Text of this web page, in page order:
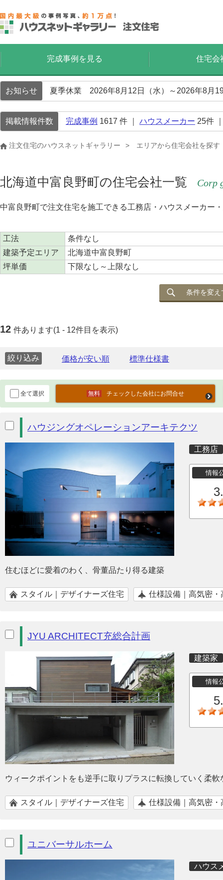
完成事例を見る 住宅会
お知らせ 夏季休業 2026年8月12日（水）～2026年8月
掲載情報件数 完成事例 1617 件 ｜ ハウスメーカー 25件
注文住宅のハウスネットギャラリー エリアから住宅会社を探す
北海道中富良野町の住宅会社一覧 Corp
中富良野町で注文住宅を施工できる工務店・ハウスメーカー
工法
条件なし
建築予定エリア
北海道中富良野町
坪単価
下限なし～上限なし
条件を変え
12 件あります(1 - 12件目を表示)
絞り込み
全て選択 チェックした会社にお問合せ
ハウジングオペレーションアーキテクツ
工務店
情報
住むほどに愛着のわく、骨董品たり得る建築
スタイル｜デザイナーズ住宅 仕様設備｜高気密・
JYU ARCHITECT充総合計画
建築家
情報
ウィークポイントをも逆手に取りプラスに転換していく柔
スタイル｜デザイナーズ住宅 仕様設備｜高気密・
ユニバーサルホーム
ハウス